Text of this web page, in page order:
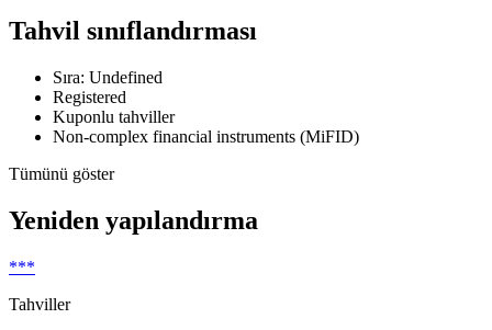
Tahvil sınıflandırması
Sıra: Undefined
Registered
Kuponlu tahviller
Non-complex financial instruments (MiFID)
Tümünü göster
Yeniden yapılandırma
***
Tahviller